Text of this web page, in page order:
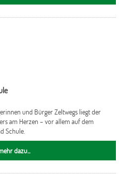
und Bürger Zeltwegs liegt der
am Herzen – vor allem auf dem
Schule.
dazu...